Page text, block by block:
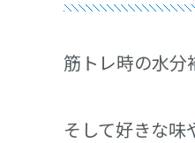
筋トレ時の水分
そして好きな味